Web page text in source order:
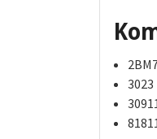
3023